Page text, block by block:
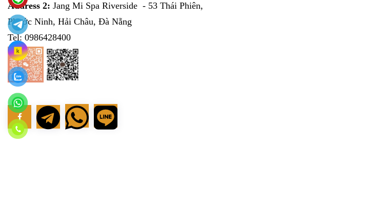
Address 2: Jang Mi Spa Riverside - 53 Thái Phiên,
Phước Ninh, Hải Châu, Đà Nẵng
Tel: 0986428400